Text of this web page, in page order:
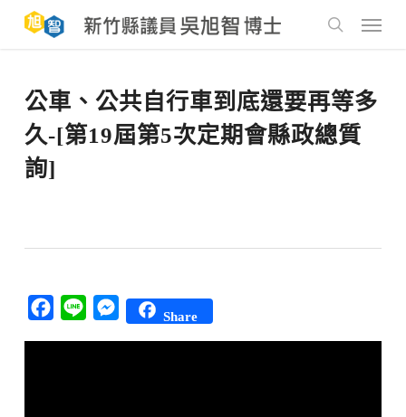
main
Menu
公車、公共自行車到底還要再等多
久-[第19屆第5次定期會縣政總質
詢]
Facebook
Line Messenger
Share